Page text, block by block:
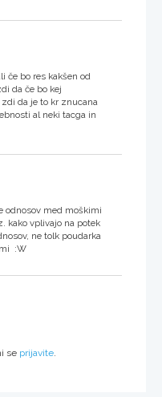
če bo res kakšen od
da če bo kej
da je to kr znucana
al neki tacga in
odnosov med moškimi
kako vplivajo na potek
ne tolk poudarka
:W
se prijavite